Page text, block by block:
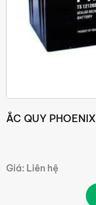
ẮC QUY
Giá: Liên hệ